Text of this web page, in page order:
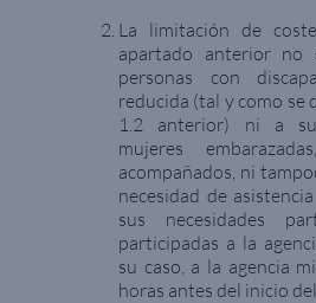
La limitación de
apartado anterior no
personas con
reducida (tal y como se
1.2 anterior) ni a
mujeres
acompañados, ni
necesidad de
sus necesidades
participadas a la
su caso, a la agencia
horas antes del inicio